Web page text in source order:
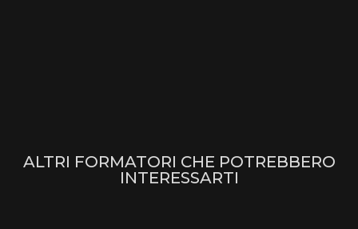
ALTRI FORMATORI CHE POTREBBERO
INTERESSARTI